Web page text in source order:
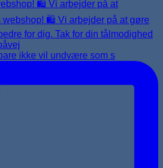
🛍️ Vi arbejder på at
ikke vil undvære som s